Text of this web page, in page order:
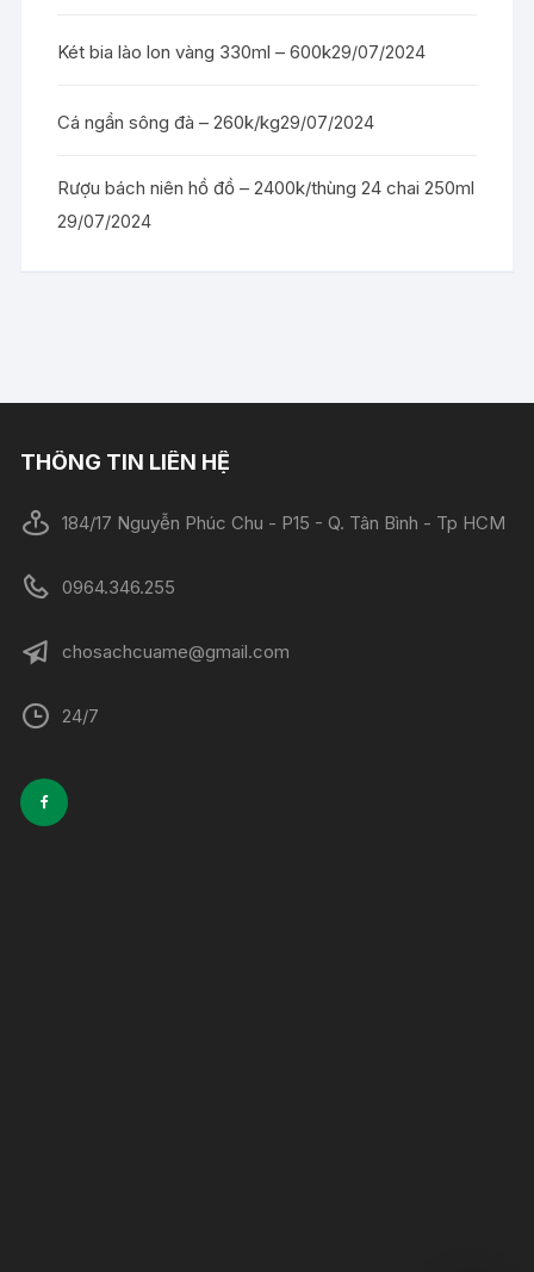
Két bia lào lon vàng 330ml – 600k29/07/2024
Cá ngần sông đà – 260k/kg29/07/2024
Rượu bách niên hồ đồ – 2400k/thùng 24 chai 250ml
29/07/2024
THÔNG TIN LIÊN HỆ
184/17 Nguyễn Phúc Chu - P15 - Q. Tân Bình - Tp HCM
0964.346.255
chosachcuame@gmail.com
24/7